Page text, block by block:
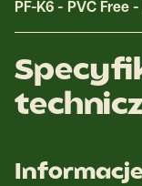
PF-K6 - PVC Free